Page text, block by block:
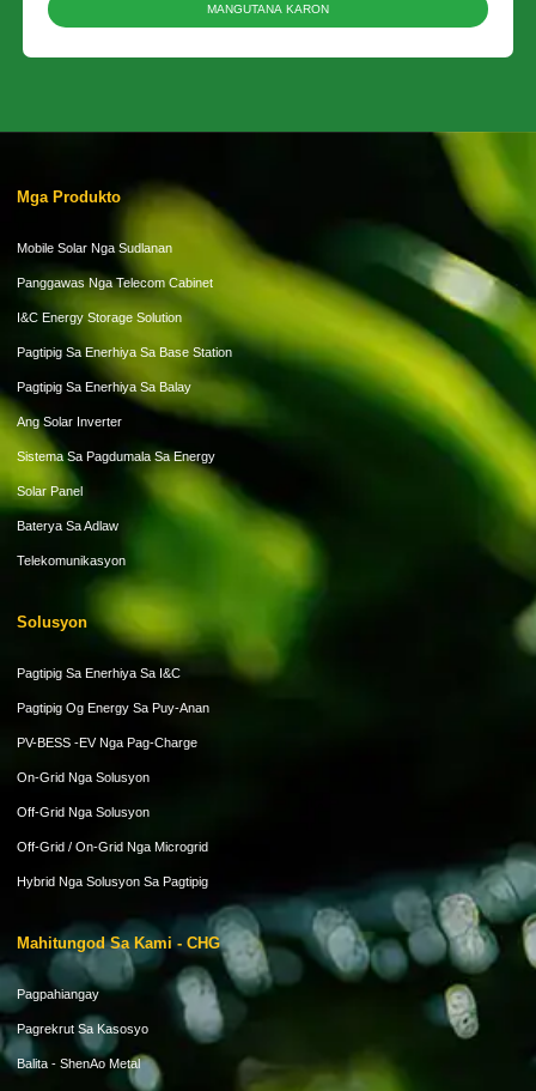
MANGUTANA KARON
Mga Produkto
Mobile Solar Nga Sudlanan
Panggawas Nga Telecom Cabinet
I&C Energy Storage Solution
Pagtipig Sa Enerhiya Sa Base Station
Pagtipig Sa Enerhiya Sa Balay
Ang Solar Inverter
Sistema Sa Pagdumala Sa Energy
Solar Panel
Baterya Sa Adlaw
Telekomunikasyon
Solusyon
Pagtipig Sa Enerhiya Sa I&C
Pagtipig Og Energy Sa Puy-Anan
PV-BESS -EV Nga Pag-Charge
On-Grid Nga Solusyon
Off-Grid Nga Solusyon
Off-Grid / On-Grid Nga Microgrid
Hybrid Nga Solusyon Sa Pagtipig
Mahitungod Sa Kami - CHG
Pagpahiangay
Pagrekrut Sa Kasosyo
Balita - ShenAo Metal